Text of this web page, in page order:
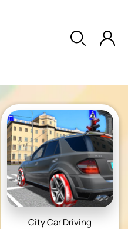
City Car Driving